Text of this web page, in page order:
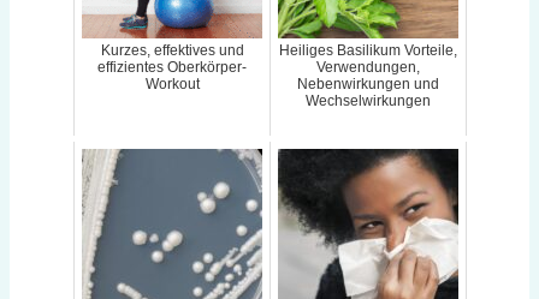
Kurzes, effektives und
effizientes Oberkörper-
Workout
Heiliges Basilikum Vorteile,
Verwendungen,
Nebenwirkungen und
Wechselwirkungen